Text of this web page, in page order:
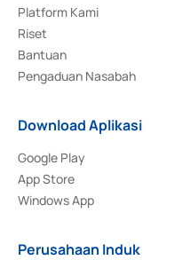
Platform Kami
Riset
Bantuan
Pengaduan Nasabah
Download Aplikasi
Google Play
App Store
Windows App
Perusahaan Induk